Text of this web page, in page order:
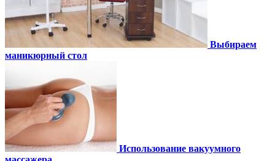
Выбираем
маникюрный стол
Использование вакуумного